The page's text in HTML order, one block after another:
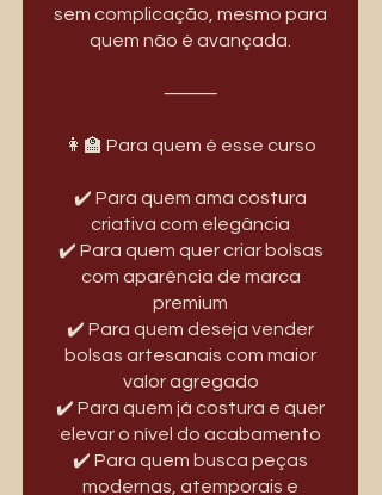
sem complicação, mesmo para
quem não é avançada.
⸻
👩‍🏫 Para quem é esse curso
✔️ Para quem ama costura
criativa com elegância
✔️ Para quem quer criar bolsas
com aparência de marca
premium
✔️ Para quem deseja vender
bolsas artesanais com maior
valor agregado
✔️ Para quem já costura e quer
elevar o nível do acabamento
✔️ Para quem busca peças
modernas, atemporais e